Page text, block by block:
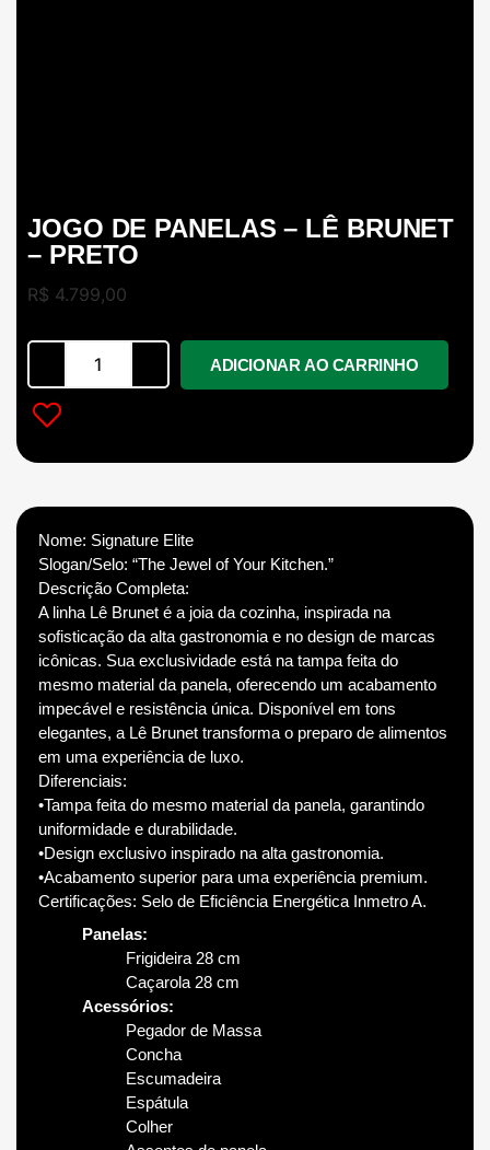
JOGO DE PANELAS – LÊ BRUNET
– PRETO
R$ 4.799,00
ADICIONAR AO CARRINHO
Nome: Signature Elite
Slogan/Selo: “The Jewel of Your Kitchen.”
Descrição Completa:
A linha Lê Brunet é a joia da cozinha, inspirada na
sofisticação da alta gastronomia e no design de marcas
icônicas. Sua exclusividade está na tampa feita do
mesmo material da panela, oferecendo um acabamento
impecável e resistência única. Disponível em tons
elegantes, a Lê Brunet transforma o preparo de alimentos
em uma experiência de luxo.
Diferenciais:
•Tampa feita do mesmo material da panela, garantindo
uniformidade e durabilidade.
•Design exclusivo inspirado na alta gastronomia.
•Acabamento superior para uma experiência premium.
Certificações: Selo de Eficiência Energética Inmetro A.
Panelas:
Frigideira 28 cm
Caçarola 28 cm
Acessórios:
Pegador de Massa
Concha
Escumadeira
Espátula
Colher